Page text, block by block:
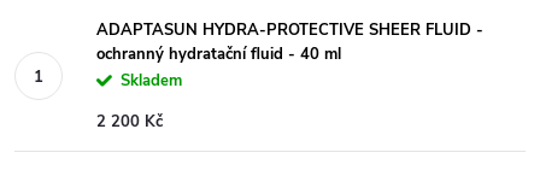
ADAPTASUN HYDRA-PROTECTIVE SHEER FLUID -
ochranný hydratační fluid - 40 ml
Skladem
2 200 Kč